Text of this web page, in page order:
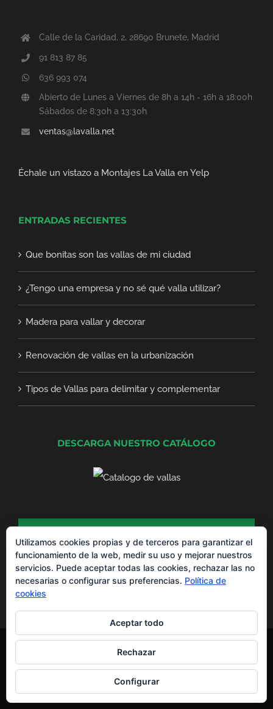
Calle de la Caridad, 2, 28690 Brunete, Madrid
91 813 87 85
636 993 074
Abierto de Lunes a Viernes de 8h a 14h - 16h a 18:00h
Sábados de 8:30h a 13:30h
ventas@lavalla.net
Échale un vistazo a Montajes La Valla en Yelp
ENTRADAS RECIENTES
Que bonitas son las vallas de mi ciudad
¿Tengo una empresa y no sé qué valla utilizar?
Madera para vallar y decorar
Renovación de vallas en la urbanización
Tipos de Vallas para delimitar y complementar
DESCARGA NUESTRO CATÁLOGO
PRODUCTOS
FacebookYouTubeLinkedIn
Utilizamos cookies propias y de terceros para garantizar el
funcionamiento de la web, medir su uso y mejorar nuestros
servicios. Puede aceptar todas las cookies, rechazar las no
necesarias o configurar sus preferencias. Política de
cookies
Aceptar todo
Rechazar
Configurar